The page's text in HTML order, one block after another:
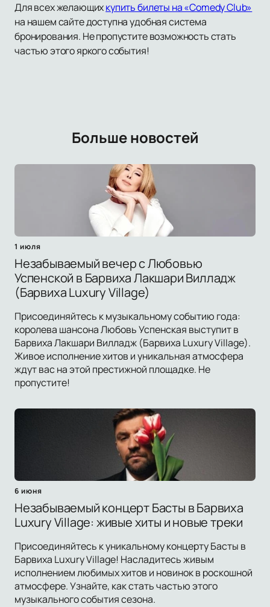
Для всех желающихкупить билеты на «Comedy Club»
на нашем сайте доступна удобная система
бронирования. Не пропустите возможность стать
частью этого яркого события!
Больше новостей
1 июля
Незабываемый вечер с Любовью
Успенской в Барвиха Лакшари Вилладж
(Барвиха Luxury Village)
Присоединяйтесь к музыкальному событию года:
королева шансона Любовь Успенская выступит в
Барвиха Лакшари Вилладж (Барвиха Luxury Village).
Живое исполнение хитов и уникальная атмосфера
ждут вас на этой престижной площадке. Не
пропустите!
6 июня
Незабываемый концерт Басты в Барвиха
Luxury Village: живые хиты и новые треки
Присоединяйтесь к уникальному концерту Басты в
Барвиха Luxury Village! Насладитесь живым
исполнением любимых хитов и новинок в роскошной
атмосфере. Узнайте, как стать частью этого
музыкального события сезона.